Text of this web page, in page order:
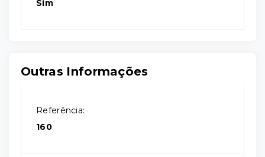
Sim
Outras Informações
Referência:
160